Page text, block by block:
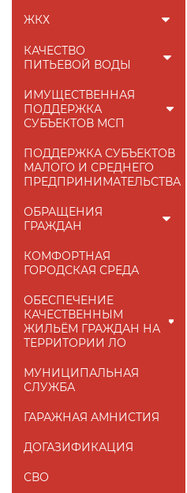
ЖКХ
КАЧЕСТВО
ПИТЬЕВОЙ ВОДЫ
ИМУЩЕСТВЕННАЯ
ПОДДЕРЖКА
СУБЪЕКТОВ МСП
ПОДДЕРЖКА СУБЪЕКТОВ
МАЛОГО И СРЕДНЕГО
ПРЕДПРИНИМАТЕЛЬСТВА
ОБРАЩЕНИЯ
ГРАЖДАН
КОМФОРТНАЯ
ГОРОДСКАЯ СРЕДА
ОБЕСПЕЧЕНИЕ
КАЧЕСТВЕННЫМ
ЖИЛЬЁМ ГРАЖДАН НА
ТЕРРИТОРИИ ЛО
МУНИЦИПАЛЬНАЯ
СЛУЖБА
ГАРАЖНАЯ АМНИСТИЯ
ДОГАЗИФИКАЦИЯ
СВО